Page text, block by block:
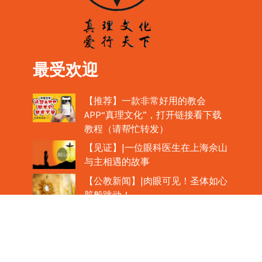
最受欢迎
【推荐】一款非常好用的教会
APP“真理文化”，打开链接看下载
教程（请帮忙转发）
【见证】|一位眼科医生在上海佘山
与主相遇的故事
【公教新闻】|肉眼可见！圣体如心
脏般跳动！